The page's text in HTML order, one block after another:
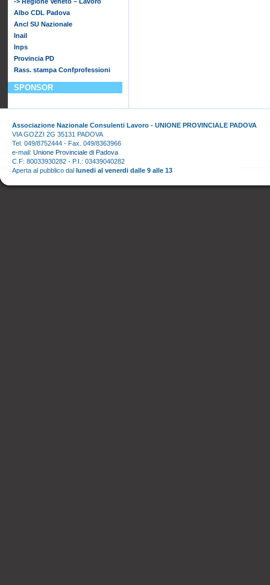
Albo CDL Padova
Ancl SU Nazionale
Inail
Inps
Provincia PD
Rass. stampa Confprofessioni
SPONSOR
Associazione Nazionale Consulenti Lavoro - UNIONE PROVINCIALE PADOVA
VIA GOZZI 2G 35131 PADOVA
Tel. 049/8752444 - Fax. 049/8363966
e-mail: Unione Provinciale di Padova
C.F: 80033930282 - P.I.: 03439040282
Aperta al pubblico dal lunedi al venerdi dalle 9 alle 13